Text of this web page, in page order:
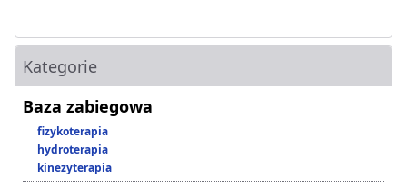
Kategorie
Baza zabiegowa
fizykoterapia
hydroterapia
kinezyterapia